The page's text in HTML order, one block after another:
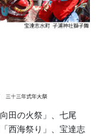
、祈願し、地元の
感謝する神や天の
お祭り」です。一
増やすために、日
外部の人に見せる
されて元の日時に
田の火祭」、七尾
西海祭り」、宝達志